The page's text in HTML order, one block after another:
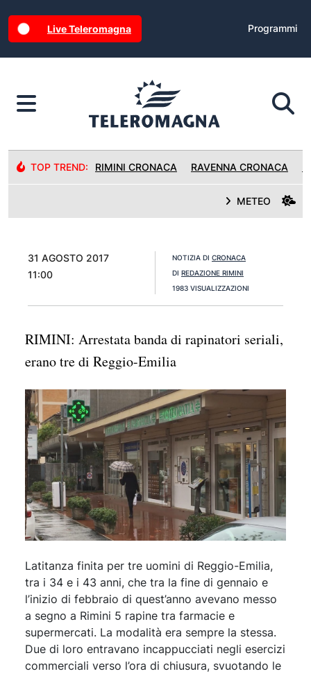
Live Teleromagna Programmi
TOP TREND: RIMINI CRONACA RAVENNA CRONACA
METEO
31 AGOSTO 2017
11:00
NOTIZIA DI CRONACA
DI REDAZIONE RIMINI
1983 VISUALIZZAZIONI
RIMINI: Arrestata banda di rapinatori seriali,
erano tre di Reggio-Emilia
Latitanza finita per tre uomini di Reggio-Emilia,
tra i 34 e i 43 anni, che tra la fine di gennaio e
l’inizio di febbraio di quest’anno avevano messo
a segno a Rimini 5 rapine tra farmacie e
supermercati. La modalità era sempre la stessa.
Due di loro entravano incappucciati negli esercizi
commerciali verso l’ora di chiusura, svuotando le